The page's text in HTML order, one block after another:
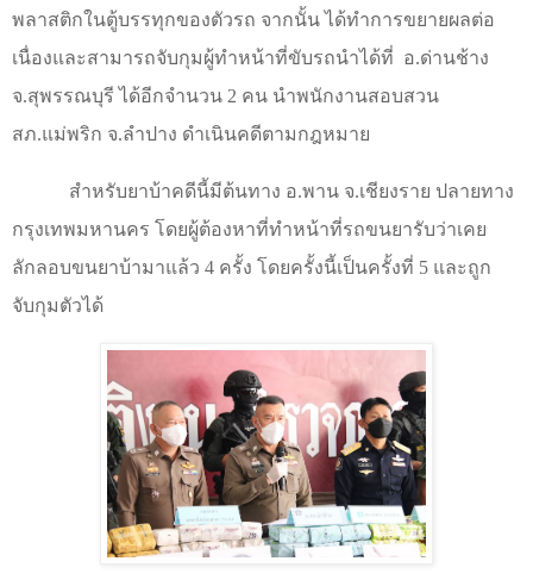
พลาสติกในตู้บรรทุกของตัวรถ จากนั้น ได้ทำการขยายผลต่อ
เนื่องและสามารถจับกุมผู้ทำหน้าที่ขับรถนำได้ที่ อ.ด่านช้าง
จ.สุพรรณบุรี ได้อีกจำนวน 2 คน นำพนักงานสอบสวน
สภ.แม่พริก จ.ลำปาง ดำเนินคดีตามกฎหมาย
สำหรับยาบ้าคดีนี้มีต้นทาง อ.พาน จ.เชียงราย ปลายทาง
กรุงเทพมหานคร โดยผู้ต้องหาที่ทำหน้าที่รถขนยารับว่าเคย
ลักลอบขนยาบ้ามาแล้ว 4 ครั้ง โดยครั้งนี้เป็นครั้งที่ 5 และถูก
จับกุมตัวได้